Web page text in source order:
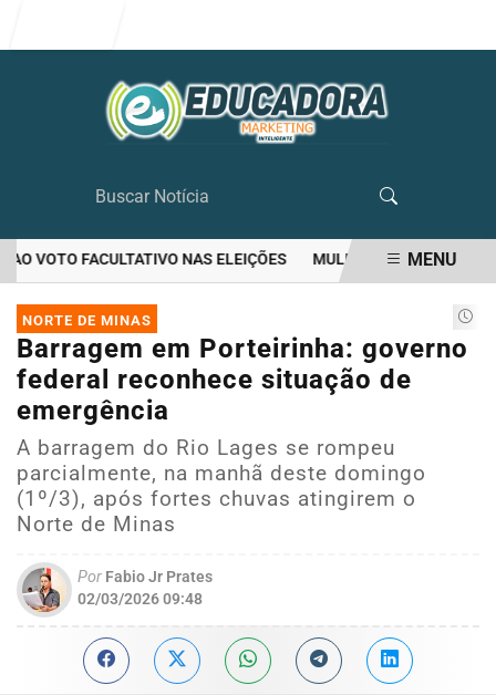
VOTO FACULTATIVO NAS ELEIÇÕES MULHER MATA O PRÓPRIO
EM ALTA
MENU
NORTE DE MINAS
Barragem em Porteirinha: governo
federal reconhece situação de
emergência
A barragem do Rio Lages se rompeu
parcialmente, na manhã deste domingo
(1º/3), após fortes chuvas atingirem o
Norte de Minas
Por Fabio Jr Prates
02/03/2026 09:48